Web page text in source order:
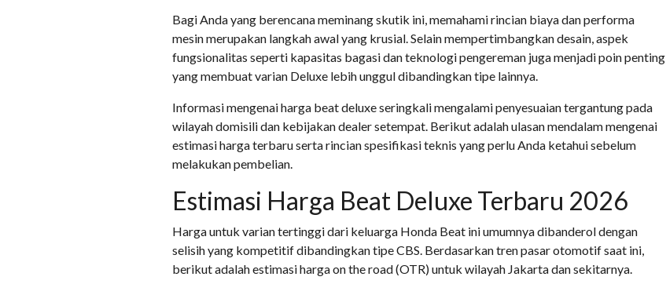
Bagi Anda yang berencana meminang skutik ini, memahami rincian biaya dan performa
mesin merupakan langkah awal yang krusial. Selain mempertimbangkan desain, aspek
fungsionalitas seperti kapasitas bagasi dan teknologi pengereman juga menjadi poin penting
yang membuat varian Deluxe lebih unggul dibandingkan tipe lainnya.
Informasi mengenai harga beat deluxe seringkali mengalami penyesuaian tergantung pada
wilayah domisili dan kebijakan dealer setempat. Berikut adalah ulasan mendalam mengenai
estimasi harga terbaru serta rincian spesifikasi teknis yang perlu Anda ketahui sebelum
melakukan pembelian.
Estimasi Harga Beat Deluxe Terbaru 2026
Harga untuk varian tertinggi dari keluarga Honda Beat ini umumnya dibanderol dengan
selisih yang kompetitif dibandingkan tipe CBS. Berdasarkan tren pasar otomotif saat ini,
berikut adalah estimasi harga on the road (OTR) untuk wilayah Jakarta dan sekitarnya.